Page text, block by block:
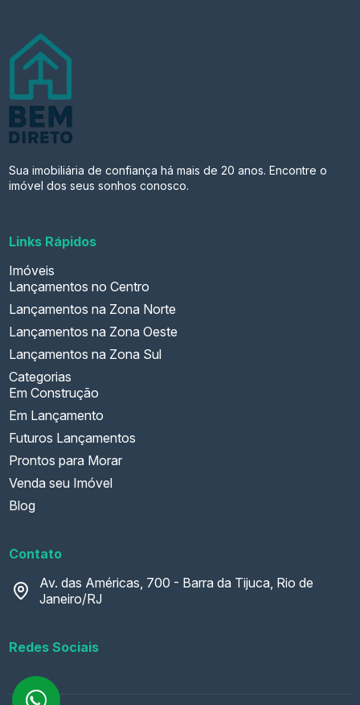
Sua imobiliária de confiança há mais de 20 anos. Encontre o
imóvel dos seus sonhos conosco.
Links Rápidos
Imóveis
Lançamentos no Centro
Lançamentos na Zona Norte
Lançamentos na Zona Oeste
Lançamentos na Zona Sul
Categorias
Em Construção
Em Lançamento
Futuros Lançamentos
Prontos para Morar
Venda seu Imóvel
Blog
Contato
Av. das Américas, 700 - Barra da Tijuca, Rio de
Janeiro/RJ
Redes Sociais